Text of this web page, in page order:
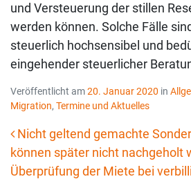
und Versteuerung der stillen
werden können. Solche Fälle
steuerlich hochsensibel und
eingehender steuerlicher
Veröffentlicht am20. Januar 2020 in
Migration, Termine und Aktuelles
Beitrags-Navigation
Nicht geltend gemachte
können später nicht nachgeholt
Überprüfung der Miete bei